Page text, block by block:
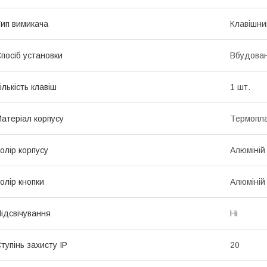
вимикача
установки
клавіш 1 шт.
корпусу
корпусу Алюміній
кнопки Алюміній
Ні
захисту IP 20